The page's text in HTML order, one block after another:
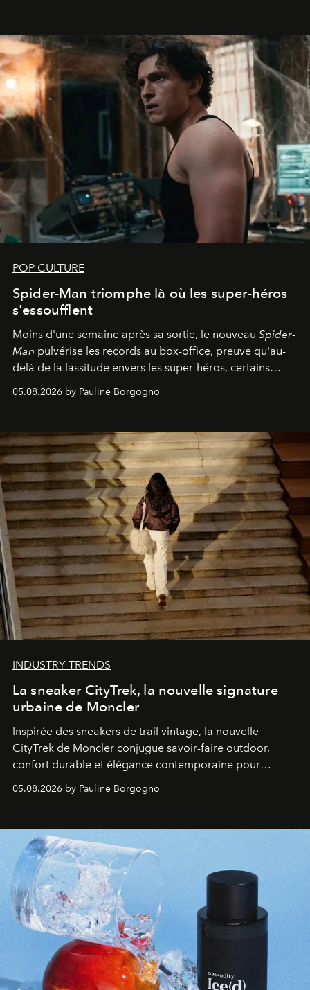
POP CULTURE
Spider-Man triomphe là où les super-héros
s'essoufflent
Moins d'une semaine après sa sortie, le nouveau Spider-
Man pulvérise les records au box-office, preuve qu'au-
delà de la lassitude envers les super-héros, certains
05.08.2026 by Pauline Borgogno
INDUSTRY TRENDS
La sneaker CityTrek, la nouvelle signature
urbaine de Moncler
Inspirée des sneakers de trail vintage, la nouvelle
CityTrek de Moncler conjugue savoir-faire outdoor,
confort durable et élégance contemporaine pour
05.08.2026 by Pauline Borgogno